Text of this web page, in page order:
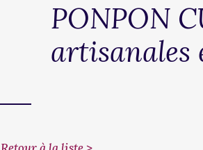
PONPON
artisanales